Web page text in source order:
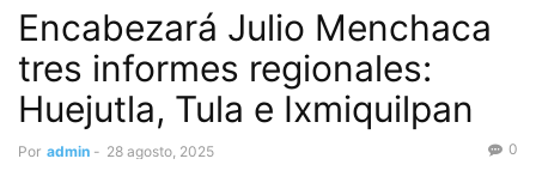
Encabezará Julio Menchaca
tres informes regionales:
Huejutla, Tula e Ixmiquilpan
Por admin - 28 agosto, 2025 0